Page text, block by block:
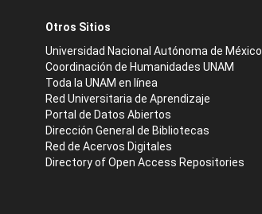
Otros Sitios
Universidad Nacional Autónoma de México
Coordinación de Humanidades UNAM
Toda la UNAM en línea
Red Universitaria de Aprendizaje
Portal de Datos Abiertos
Dirección General de Bibliotecas
Red de Acervos Digitales
Directory of Open Access Repositories